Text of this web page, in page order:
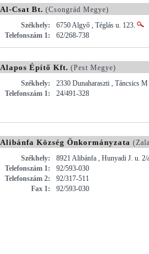
Al-Csat Bt. (Csongrád Megye)
Székhely:
6750 Algyő , Téglás u. 123.
Telefonszám 1:
62/268-738
Alapos Építő Kft. (Pest Megye)
Székhely:
2330 Dunaharaszti , Táncsics M
Telefonszám 1:
24/491-328
Alibánfa Község Önkormányzata
Székhely:
8921 Alibánfa , Hunyadi J. u. 2/
Telefonszám 1:
92/593-030
Telefonszám 2:
92/317-511
Fax 1:
92/593-030